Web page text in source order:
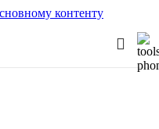
контенту